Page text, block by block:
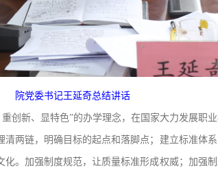
院党委书记王延奇总结讲话
创新、显特色”的办学理念，在国家大力发展职
两链，明确目标的起点和落脚点；建立标准体
。加强制度规范，让质量标准形成权威；加强